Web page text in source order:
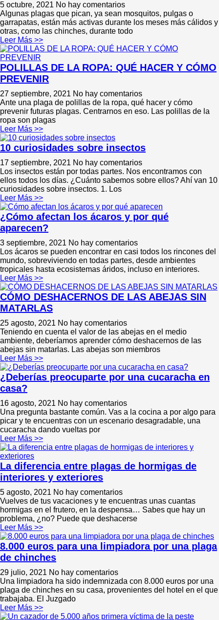
5 octubre, 2021 No hay comentarios
Algunas plagas que pican, ya sean mosquitos, pulgas o
garrapatas, están más activas durante los meses más cálidos y
otras, como las chinches, durante todo
Leer Más >>
POLILLAS DE LA ROPA: QUÉ HACER Y CÓMO
PREVENIR
27 septiembre, 2021 No hay comentarios
Ante una plaga de polillas de la ropa, qué hacer y cómo
prevenir futuras plagas. Centrarnos en eso. Las polillas de la
ropa son plagas
Leer Más >>
10 curiosidades sobre insectos
17 septiembre, 2021 No hay comentarios
Los insectos están por todas partes. Nos encontramos con
ellos todos los días. ¿Cuánto sabemos sobre ellos? Ahí van 10
curiosidades sobre insectos. 1. Los
Leer Más >>
¿Cómo afectan los ácaros y por qué
aparecen?
3 septiembre, 2021 No hay comentarios
Los ácaros se pueden encontrar en casi todos los rincones del
mundo, sobreviviendo en todas partes, desde ambientes
tropicales hasta ecosistemas áridos, incluso en interiores.
Leer Más >>
CÓMO DESHACERNOS DE LAS ABEJAS SIN
MATARLAS
25 agosto, 2021 No hay comentarios
Teniendo en cuenta el valor de las abejas en el medio
ambiente, deberíamos aprender cómo deshacernos de las
abejas sin matarlas. Las abejas son miembros
Leer Más >>
¿Deberías preocuparte por una cucaracha en
casa?
16 agosto, 2021 No hay comentarios
Una pregunta bastante común. Vas a la cocina a por algo para
picar y te encuentras con un escenario desagradable, una
cucaracha dando vueltas por
Leer Más >>
La diferencia entre plagas de hormigas de
interiores y exteriores
5 agosto, 2021 No hay comentarios
Vuelves de tus vacaciones y te encuentras unas cuantas
hormigas en el frutero, en la despensa… Sabes que hay un
problema, ¿no? Puede que deshacerse
Leer Más >>
8.000 euros para una limpiadora por una plaga
de chinches
29 julio, 2021 No hay comentarios
Una limpiadora ha sido indemnizada con 8.000 euros por una
plaga de chinches en su casa, provenientes del hotel en el que
trabajaba. El Juzgado
Leer Más >>